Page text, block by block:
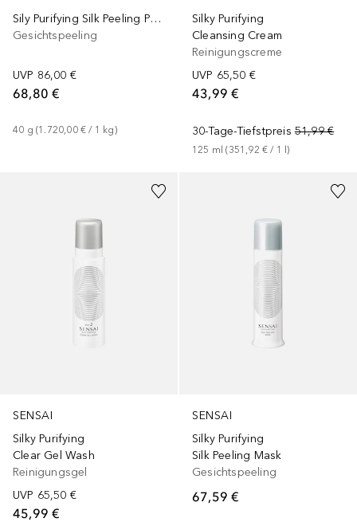
Sily Purifying Silk Peeling Powder Matcha
Gesichtspeeling
UVP 86,00 €
68,80 €
40 g (1.720,00 € / 1 kg)
Silky Purifying
Cleansing Cream
Reinigungscreme
UVP 65,50 €
43,99 €
30-Tage-Tiefstpreis 51,99 €
125 ml (351,92 € / 1 l)
SENSAI
Silky Purifying
Clear Gel Wash
Reinigungsgel
UVP 65,50 €
45,99 €
SENSAI
Silky Purifying
Silk Peeling Mask
Gesichtspeeling
67,59 €